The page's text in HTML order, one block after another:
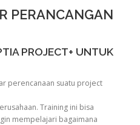
PERANCANGAN
PROJECT+ UNTUK
perencanaan suatu project
Training ini bisa
mempelajari bagaimana